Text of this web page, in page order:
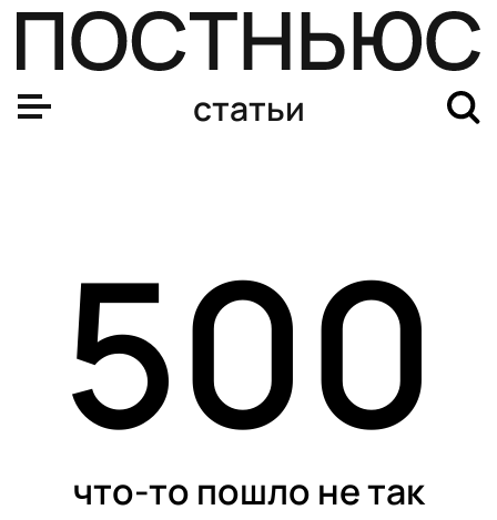
статьи
500
что-то пошло не так